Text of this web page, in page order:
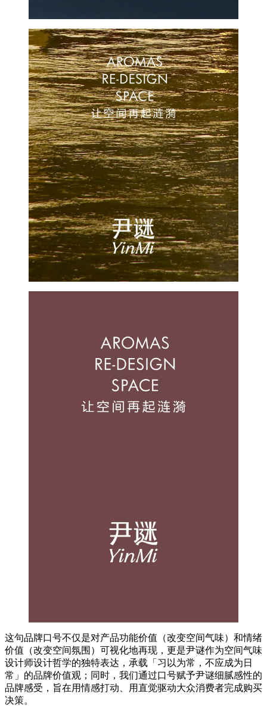
这句品牌口号不仅是对产品功能价值（改变空间气味）和情绪
价值（改变空间氛围）可视化地再现，更是尹谜作为空间气味
设计师设计哲学的独特表达，承载「习以为常，不应成为日
常」的品牌价值观；同时，我们通过口号赋予尹谜细腻感性的
品牌感受，旨在用情感打动、用直觉驱动大众消费者完成购买
决策。